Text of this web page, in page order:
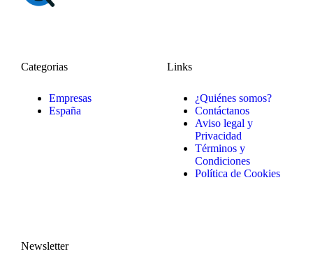
Categorias
Empresas
España
Links
¿Quiénes somos?
Contáctanos
Aviso legal y
Privacidad
Términos y
Condiciones
Política de Cookies
Newsletter